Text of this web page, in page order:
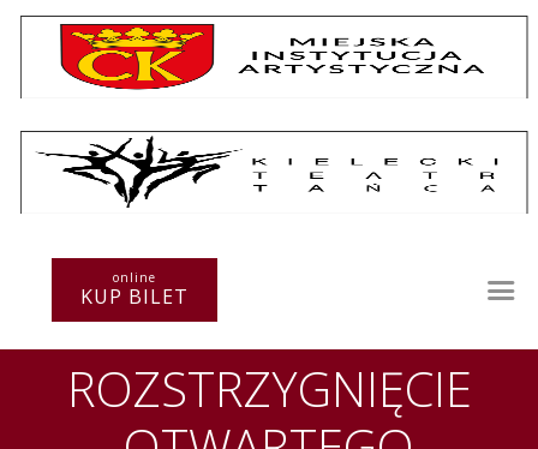
online
KUP BILET
ROZSTRZYGNIĘCIE
Repertuar
Warsztaty
Festiwal
Kurs instruktorski